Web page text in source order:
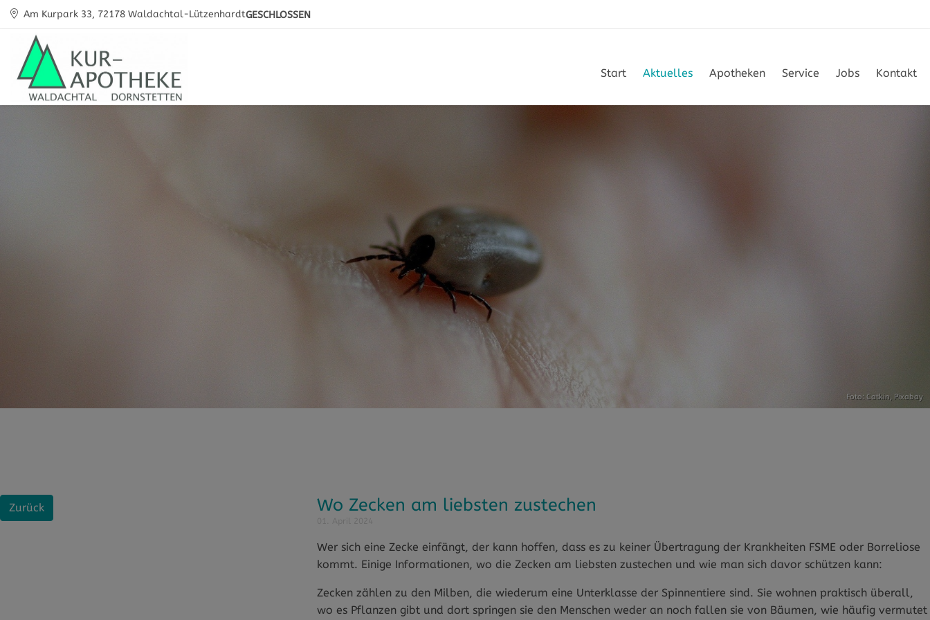
Am Kurpark 33, 72178 Waldachtal-LützenhardtGESCHLOSSEN
Start Aktuelles Apotheken Service Jobs Kontakt
Foto: Catkin, Pixabay
Zurück Wo Zecken am liebsten zustechen
Wer sich eine Zecke einfängt, der kann hoffen, dass es zu keiner Übertragung der Krankheiten FSME oder Borreliose
kommt. Einige Informationen, wo die Zecken am liebsten zustechen und wie man sich davor schützen kann:
Zecken zählen zu den Milben, die wiederum eine Unterklasse der Spinnentiere sind. Sie wohnen praktisch überall,
wo es Pflanzen gibt und dort springen sie den Menschen weder an noch fallen sie von Bäumen, wie häufig vermutet